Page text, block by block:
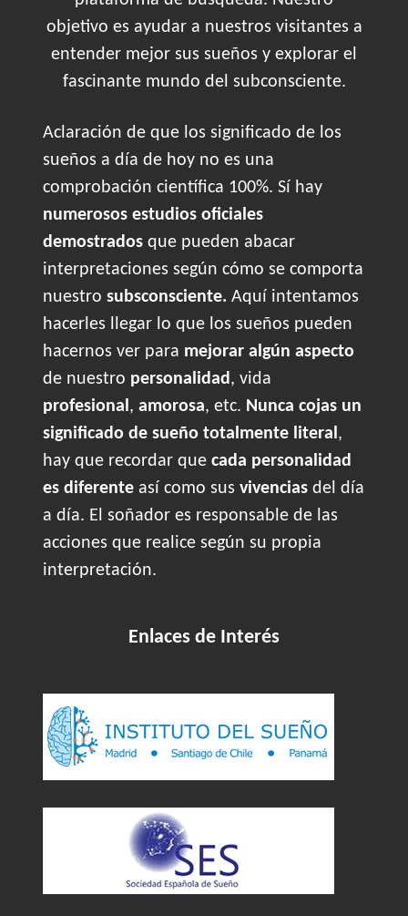
objetivo es ayudar a nuestros visitantes a
entender mejor sus sueños y explorar el
fascinante mundo del subconsciente.
Aclaración de que los significado de los
sueños a día de hoy no es una
comprobación científica 100%. Sí hay
numerosos estudios oficiales
demostrados que pueden abacar
interpretaciones según cómo se comporta
nuestro subsconsciente. Aquí intentamos
hacerles llegar lo que los sueños pueden
hacernos ver para mejorar algún aspecto
de nuestro personalidad, vida
profesional, amorosa, etc. Nunca cojas un
significado de sueño totalmente literal,
hay que recordar que cada personalidad
es diferente así como sus vivencias del día
a día. El soñador es responsable de las
acciones que realice según su propia
interpretación.
Enlaces de Interés